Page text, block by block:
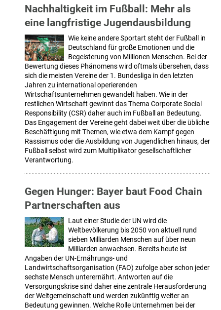
Nachhaltigkeit im Fußball: Mehr als
eine langfristige Jugendausbildung
Wie keine andere Sportart steht der Fußball in
Deutschland für große Emotionen und die
Begeisterung von Millionen Menschen. Bei der
Bewertung dieses Phänomens wird oftmals übersehen, dass
sich die meisten Vereine der 1. Bundesliga in den letzten
Jahren zu international operierenden
Wirtschaftsunternehmen gewandelt haben. Wie in der
restlichen Wirtschaft gewinnt das Thema Corporate Social
Responsibility (CSR) daher auch im Fußball an Bedeutung.
Das Engagement der Vereine geht dabei weit über die übliche
Beschäftigung mit Themen, wie etwa dem Kampf gegen
Rassismus oder die Ausbildung von Jugendlichen hinaus, der
Fußball selbst wird zum Multiplikator gesellschaftlicher
Verantwortung.
Gegen Hunger: Bayer baut Food Chain
Partnerschaften aus
Laut einer Studie der UN wird die
Weltbevölkerung bis 2050 von aktuell rund
sieben Milliarden Menschen auf über neun
Milliarden anwachsen. Bereits heute ist
Angaben der UN-Ernährungs- und
Landwirtschaftsorganisation (FAO) zufolge aber schon jeder
sechste Mensch unterernährt. Antworten auf die
Versorgungskrise sind daher eine zentrale Herausforderung
der Weltgemeinschaft und werden zukünftig weiter an
Bedeutung gewinnen. Welche Rolle Unternehmen bei der